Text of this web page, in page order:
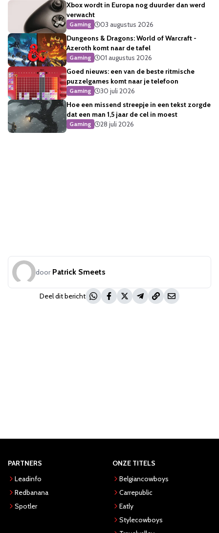
Xbox wordt in Europa nog duurder dan werd
verwacht
Gaming
03 augustus 2026
Dungeons & Dragons: World of Warcraft -
Azeroth komt naar de tafel
Gaming
01 augustus 2026
Goed nieuws: een van de beste ritmische
puzzelgames komt naar je telefoon
Gaming
30 juli 2026
Hoe een missend streepje in een tekst zorgde
dat een man 1,5 jaar de cel in moest
Gaming 28 juli 2026
door Patrick Smeets
Deel dit bericht
PARTNERS
Leadinfo
Redbanana
Spotler
ONZE TITELS
Belgiancowboys
Carrepublic
Eatly
Stylecowboys